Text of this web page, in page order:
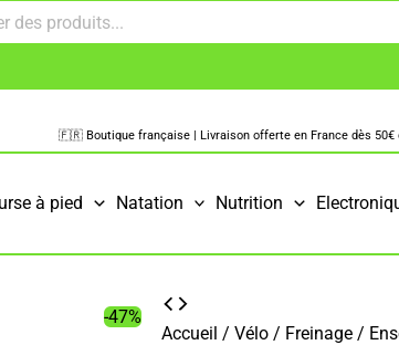
🇫🇷 Boutique française | Livraison offerte en France dès 50€
à pied Natation Nutrition
-47%
Accueil / Vélo/ Freinage/